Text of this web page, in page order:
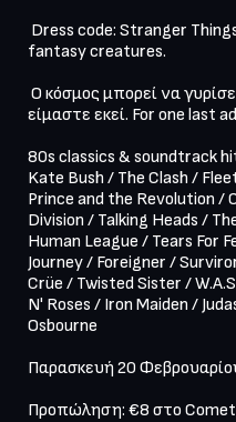
fantasy creatures.
είμαστε εκεί. For one last
80s classics & soundtrack
Kate Bush / The Clash /
Prince and the Revolution /
Division / Talking Heads /
Human League / Tears For
Journey / Foreigner /
Crüe / Twisted Sister /
N' Roses / Iron Maiden /
Osbourne
Παρασκευή 20
Προπώληση: €8 στο